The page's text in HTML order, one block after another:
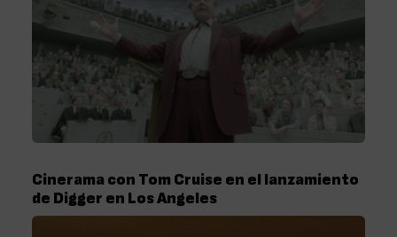
Cinerama con Tom Cruise en el lanzamiento
de Digger en Los Angeles